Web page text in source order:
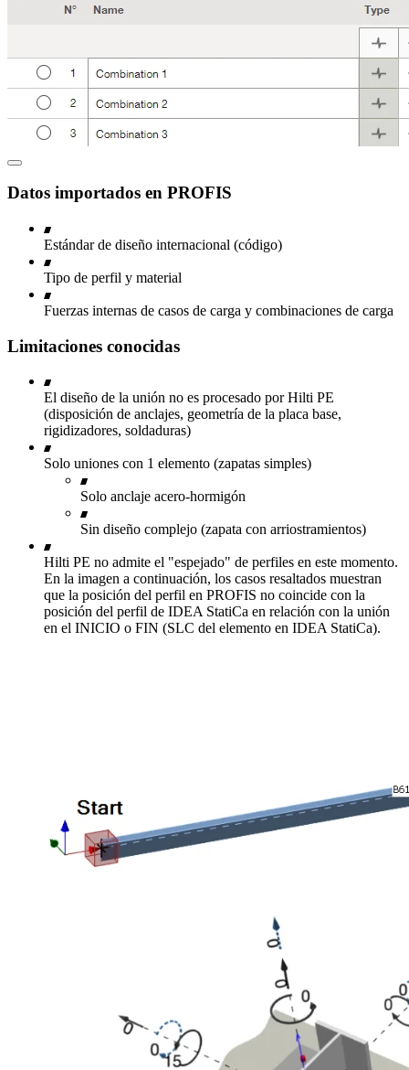
Datos importados en PROFIS
Estándar de diseño internacional (código)
Tipo de perfil y material
Fuerzas internas de casos de carga y combinaciones de carga
Limitaciones conocidas
El diseño de la unión no es procesado por Hilti PE
(disposición de anclajes, geometría de la placa base,
rigidizadores, soldaduras)
Solo uniones con 1 elemento (zapatas simples)
Solo anclaje acero-hormigón
Sin diseño complejo (zapata con arriostramientos)
Hilti PE no admite el "espejado" de perfiles en este momento.
En la imagen a continuación, los casos resaltados muestran
que la posición del perfil en PROFIS no coincide con la
posición del perfil de IDEA StatiCa en relación con la unión
en el INICIO o FIN (SLC del elemento en IDEA StatiCa).